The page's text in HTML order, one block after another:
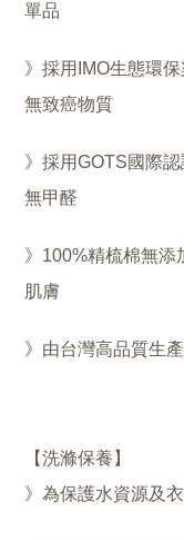
單品
》採用IMO生態環
無致癌物質
》採用GOTS國際
無甲醛
》100%精梳棉無添
肌膚
》由台灣高品質生
【洗滌保養】
》 為保護水資源及衣